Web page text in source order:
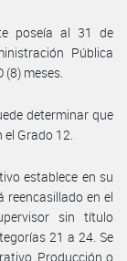
poseía al 31 de
Pública
(8) meses.
determinar que
Grado 12.
establece en su
reencasillado en el
sin título
21 a 24. Se
Producción o